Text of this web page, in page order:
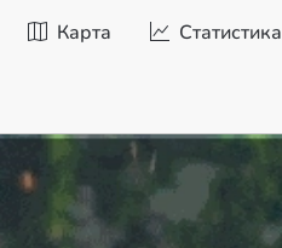
Карта Статистика